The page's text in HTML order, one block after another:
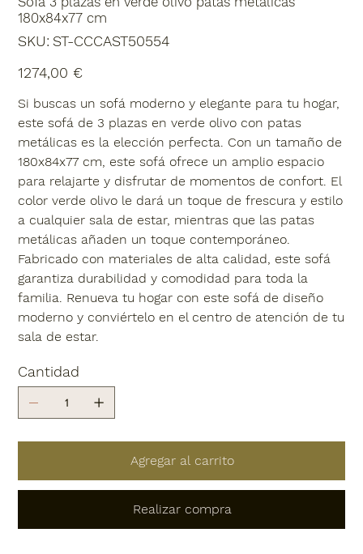
180x84x77 cm
SKU: SKU
ST-
ST-CCCAST50554
1274,00 €
Si buscas un sofá moderno y elegante para tu hogar,
este sofá de 3 plazas en verde olivo con patas
metálicas es la elección perfecta. Con un tamaño de
180x84x77 cm, este sofá ofrece un amplio espacio
para relajarte y disfrutar de momentos de confort. El
color verde olivo le dará un toque de frescura y estilo
a cualquier sala de estar, mientras que las patas
metálicas añaden un toque contemporáneo.
Fabricado con materiales de alta calidad, este sofá
garantiza durabilidad y comodidad para toda la
familia. Renueva tu hogar con este sofá de diseño
moderno y conviértelo en el centro de atención de tu
sala de estar.
Cantidad
Agregar al carrito
Realizar compra